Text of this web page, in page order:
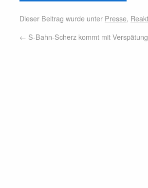
Dieser Beitrag wurde unter Presse,
← S-Bahn-Scherz kommt mit Verspätung